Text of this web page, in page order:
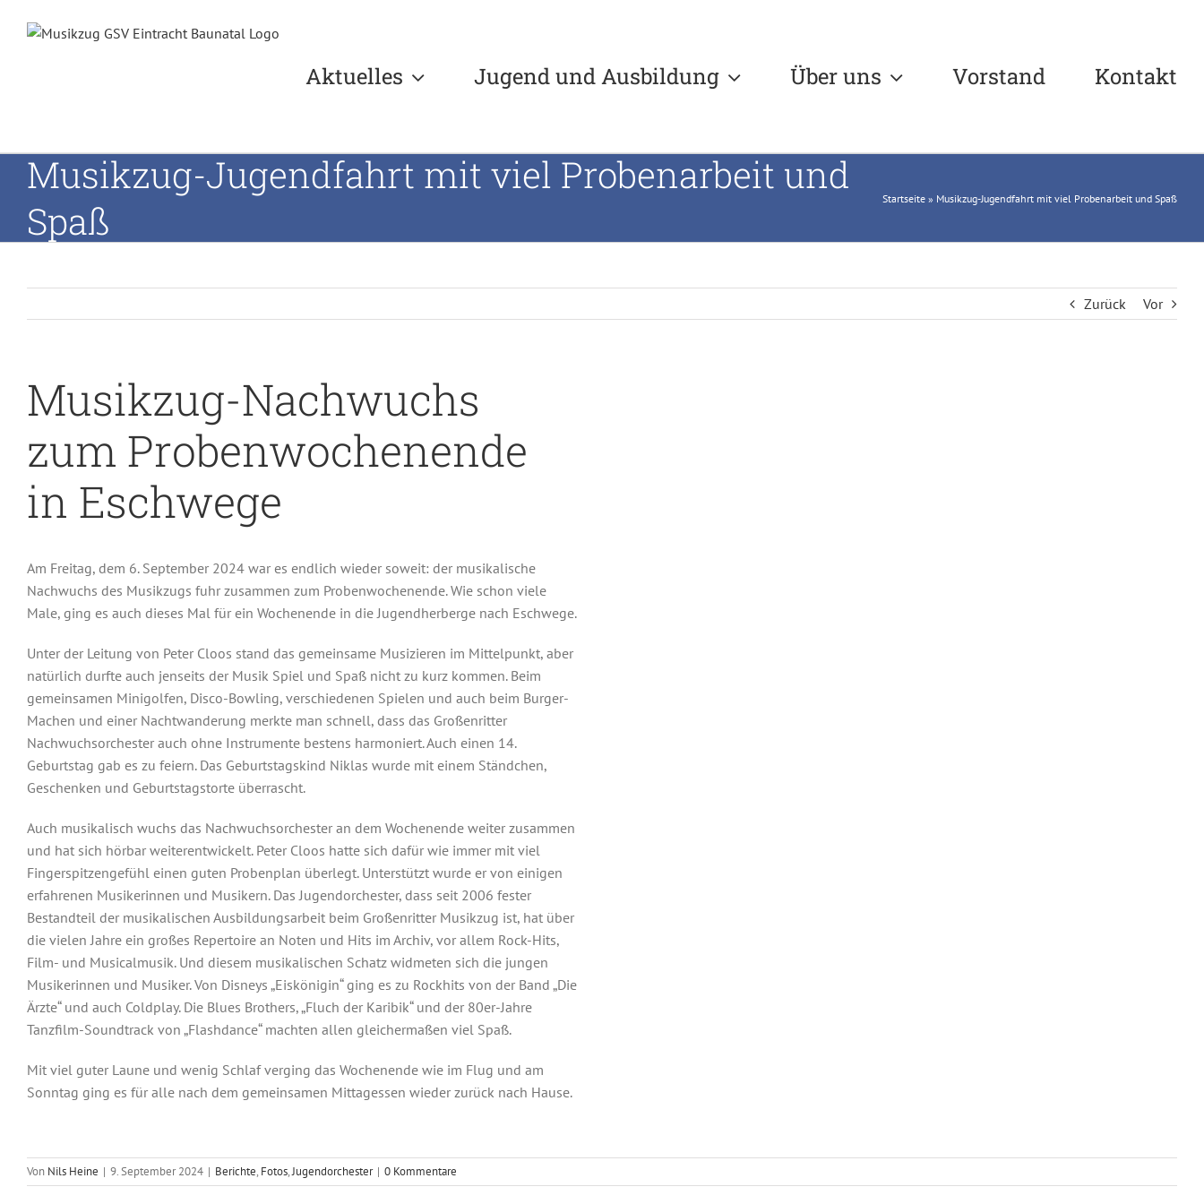
Inhalt
Aktuelles Jugend und Ausbildung Über uns Vorstand Kontakt
Musikzug-Jugendfahrt mit viel Probenarbeit und
Spaß
Startseite » Musikzug-Jugendfahrt mit viel Probenarbeit und Spaß
Zurück Vor
Musikzug-Nachwuchs
zum Probenwochenende
in Eschwege
Am Freitag, dem 6. September 2024 war es endlich wieder soweit: der musikalische
Nachwuchs des Musikzugs fuhr zusammen zum Probenwochenende. Wie schon viele
Male, ging es auch dieses Mal für ein Wochenende in die Jugendherberge nach Eschwege.
Unter der Leitung von Peter Cloos stand das gemeinsame Musizieren im Mittelpunkt, aber
natürlich durfte auch jenseits der Musik Spiel und Spaß nicht zu kurz kommen. Beim
gemeinsamen Minigolfen, Disco-Bowling, verschiedenen Spielen und auch beim Burger-
Machen und einer Nachtwanderung merkte man schnell, dass das Großenritter
Nachwuchsorchester auch ohne Instrumente bestens harmoniert. Auch einen 14.
Geburtstag gab es zu feiern. Das Geburtstagskind Niklas wurde mit einem Ständchen,
Geschenken und Geburtstagstorte überrascht.
Auch musikalisch wuchs das Nachwuchsorchester an dem Wochenende weiter zusammen
und hat sich hörbar weiterentwickelt. Peter Cloos hatte sich dafür wie immer mit viel
Fingerspitzengefühl einen guten Probenplan überlegt. Unterstützt wurde er von einigen
erfahrenen Musikerinnen und Musikern. Das Jugendorchester, dass seit 2006 fester
Bestandteil der musikalischen Ausbildungsarbeit beim Großenritter Musikzug ist, hat über
die vielen Jahre ein großes Repertoire an Noten und Hits im Archiv, vor allem Rock-Hits,
Film- und Musicalmusik. Und diesem musikalischen Schatz widmeten sich die jungen
Musikerinnen und Musiker. Von Disneys „Eiskönigin“ ging es zu Rockhits von der Band „Die
Ärzte“ und auch Coldplay. Die Blues Brothers, „Fluch der Karibik“ und der 80er-Jahre
Tanzfilm-Soundtrack von „Flashdance“ machten allen gleichermaßen viel Spaß.
Mit viel guter Laune und wenig Schlaf verging das Wochenende wie im Flug und am
Sonntag ging es für alle nach dem gemeinsamen Mittagessen wieder zurück nach Hause.
Von Nils Heine | 9. September 2024 | Berichte, Fotos,Jugendorchester | 0 Kommentare
Musikzug buchen Unsere Geschichte